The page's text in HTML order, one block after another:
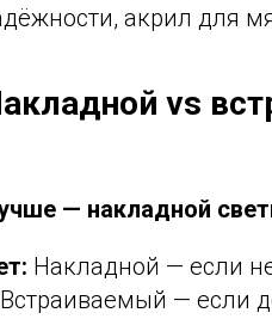
акрил для
vs
— накладной
Накладной — если
— если